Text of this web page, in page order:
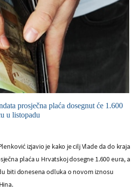
prosječna plaća dosegnut će 1.600
u listopadu
izjavio je kako je cilj Vlade da do kraja
plaća u Hrvatskoj dosegne 1.600 eura, a
biti donesena odluka o novom iznosu